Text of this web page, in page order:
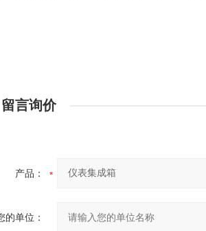
留言询价
产品：
的单位：